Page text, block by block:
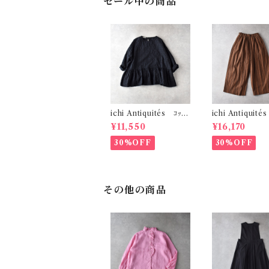
ichi Antiquités ｺｯﾄﾝ
ﾘﾈﾝｷﾞﾝｶﾞﾑﾁｪｯｸ ﾌﾟﾙｵｰ
ﾊﾞｰﾌﾞﾗｳｽ (ﾌﾞﾗｯｸ) 11
01107
¥11,550
30%OFF
ichi Antiquités
ﾘﾈﾝｽﾄﾗｲﾌﾟ ﾜｲﾄﾞ
(ﾌﾞﾗｳﾝ)
¥16,170
30%OFF
その他の商品